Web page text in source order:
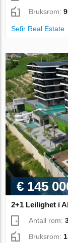
Bruksrom:
Sefir Real Estate
€ 145
2+1 Leilighet i
Antall rom:
Bruksrom: